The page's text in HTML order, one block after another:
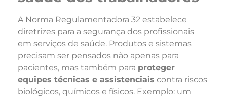
A Norma Regulamentadora 32 estabelece
diretrizes para a segurança dos profissionais
em serviços de saúde. Produtos e sistemas
precisam ser pensados não apenas para
pacientes, mas também para proteger
equipes técnicas e assistenciais contra riscos
biológicos, químicos e físicos. Exemplo: um